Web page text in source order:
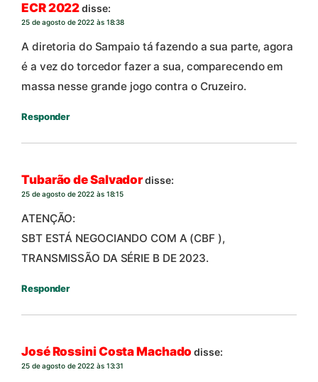
ECR 2022disse:
25 de agosto de 2022 às 18:38
A diretoria do Sampaio tá fazendo a sua parte, agora
é a vez do torcedor fazer a sua, comparecendo em
massa nesse grande jogo contra o Cruzeiro.
Responder
Tubarão de Salvadordisse:
25 de agosto de 2022 às 18:15
ATENÇÃO:
SBT ESTÁ NEGOCIANDO COM A (CBF ),
TRANSMISSÃO DA SÉRIE B DE 2023.
Responder
José Rossini Costa Machado disse:
25 de agosto de 2022 às 13:31